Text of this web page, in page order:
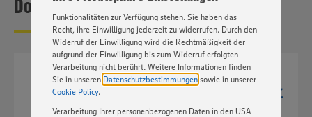
Basis Ihrer Einstellungen ggf. nicht mehr alle
Funktionalitäten zur Verfügung stehen. Sie haben das
Recht, ihre Einwilligung jederzeit zu widerrufen. Durch den
Widerruf der Einwilligung wird die Rechtmäßigkeit der
aufgrund der Einwilligung bis zum Widerruf erfolgten
Verarbeitung nicht berührt. Weitere Informationen finden
Sie in unseren Datenschutzbestimmungen sowie in unserer
Cookie Policy.
Verarbeitung Ihrer personenbezogenen Daten in den USA
Downloads
JPG